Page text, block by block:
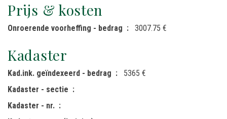
Prijs & kosten
Onroerende voorheffing - bedrag 3007.75 €
Kadaster
Kad.ink. geïndexeerd - bedrag
5365 €
Kadaster - sectie
Kadaster - nr.